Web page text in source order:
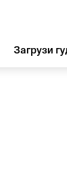
Загрузи